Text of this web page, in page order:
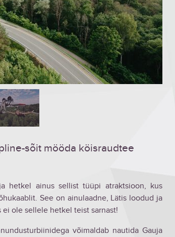
sõit mööda köisraudtee
hetkel ainus sellist tüüpi atraktsioon, kus
See on ainulaadne, Lätis loodud ja
ole sellele hetkel teist sarnast!
võimaldab nautida Gauja